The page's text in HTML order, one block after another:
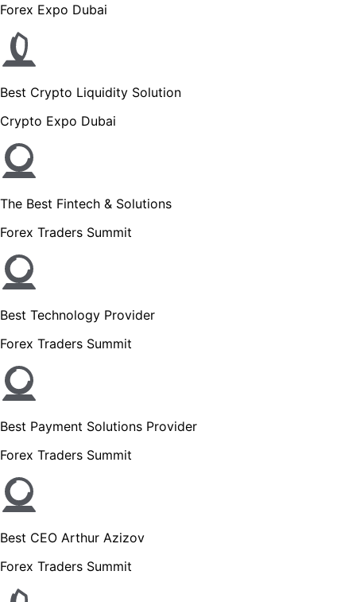
Forex Expo Dubai
Best Crypto Liquidity Solution
Crypto Expo Dubai
The Best Fintech & Solutions
Forex Traders Summit
Best Technology Provider
Forex Traders Summit
Best Payment Solutions Provider
Forex Traders Summit
Best CEO Arthur Azizov
Forex Traders Summit